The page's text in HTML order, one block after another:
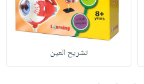
تشريح العين